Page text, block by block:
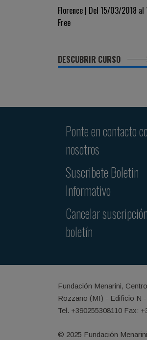
Cardiomyopathies
Florence | Del 15/03/2018
Free
DESCUBRIR CURSO
Ponte en contacto
nosotros
Suscribete Boletin
Informativo
Cancelar
boletín
Fundación Menarini,
Rozzano (MI) - Edificio N
Tel. +390255308110 Fax:
© 2025 Fundación